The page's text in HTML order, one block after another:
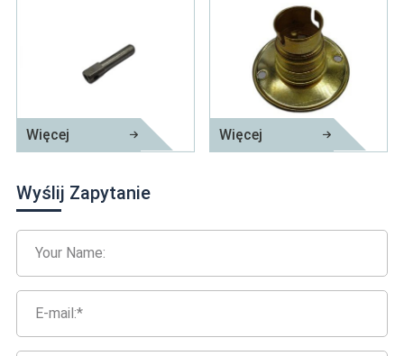
Więcej
Więcej
Wyślij Zapytanie